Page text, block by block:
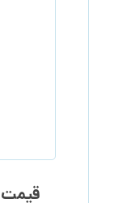
قیمت